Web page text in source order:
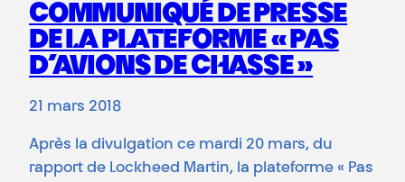
COMMUNIQUÉ DE PRESSE
DE LA PLATEFORME « PAS
D’AVIONS DE CHASSE »
21 mars 2018
Après la divulgation ce mardi 20 mars, du
rapport de Lockheed Martin, la plateforme « Pas